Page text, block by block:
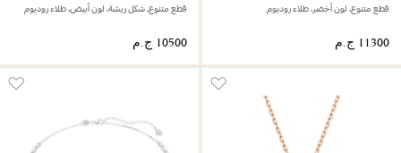
قطع متنوع، لون أخضر، طلاء روديوم قطع متنوع، شكل ريشة، لون أبيض، طلاء روديوم